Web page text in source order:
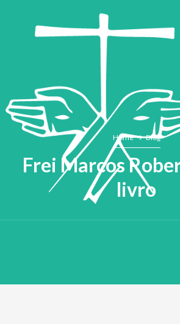
Home Blog
Frei Marcos
livro